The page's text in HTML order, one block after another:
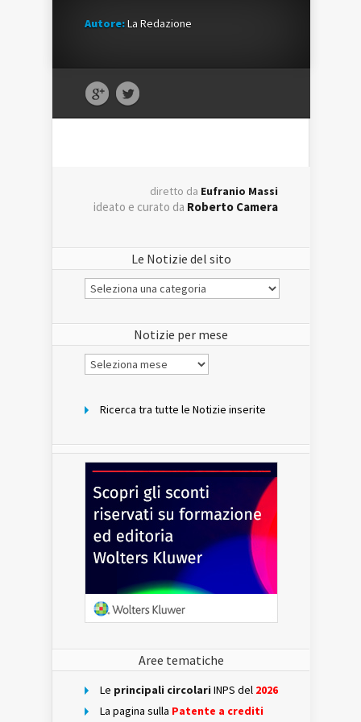
Autore:La Redazione
diretto da Eufranio Massi
ideato e curato da Roberto Camera
Le Notizie del sito
Le
Notizie
Notizie per mese
Notizie
per
Ricerca tra tutte le Notizie inserite
Aree tematiche
Le principali circolari INPS del 2026
La pagina sulla Patente a crediti